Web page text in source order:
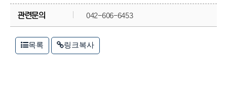
관련문의 042-606-6453
목록 링크복사